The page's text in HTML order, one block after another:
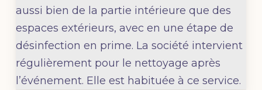
aussi bien de la partie intérieure que des
espaces extérieurs, avec en une étape de
désinfection en prime. La société intervient
régulièrement pour le nettoyage après
l’événement. Elle est habituée à ce service.